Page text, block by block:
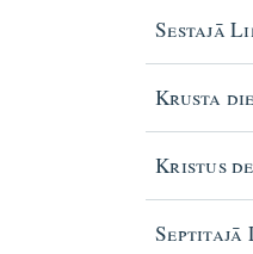
Sestajā
Krusta
Kristus
Septitajā